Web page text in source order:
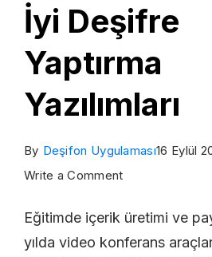
İyi Deşifre
Yaptırma
Yazılımları
By Deşifon Uygulaması16 Eylül
Write a Commenton
Amaçlı
En
Eğitimde içerik üretimi ve
yılda video konferans